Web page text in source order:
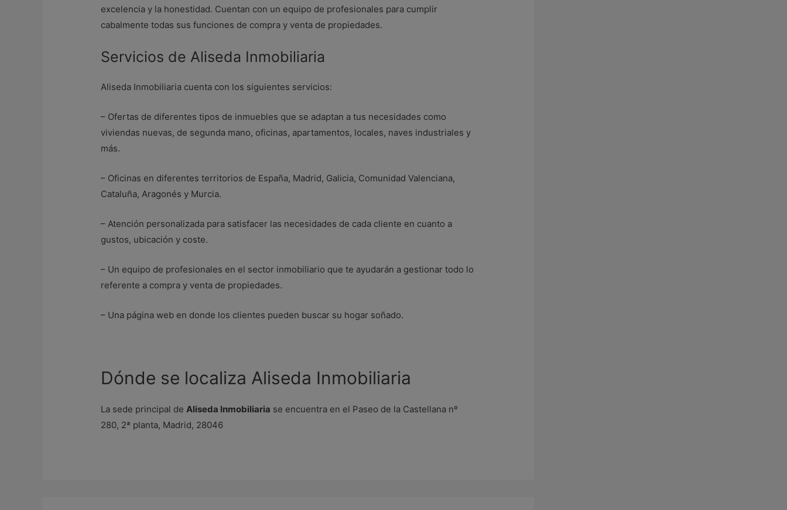
excelencia y la honestidad. Cuentan con un equipo de profesionales para cumplir
cabalmente todas sus funciones de compra y venta de propiedades.
Servicios de Aliseda Inmobiliaria
Aliseda Inmobiliaria cuenta con los siguientes servicios:
– Ofertas de diferentes tipos de inmuebles que se adaptan a tus necesidades como
viviendas nuevas, de segunda mano, oficinas, apartamentos, locales, naves industriales y
más.
– Oficinas en diferentes territorios de España, Madrid, Galicia, Comunidad Valenciana,
Cataluña, Aragonés y Murcia.
– Atención personalizada para satisfacer las necesidades de cada cliente en cuanto a
gustos, ubicación y coste.
– Un equipo de profesionales en el sector inmobiliario que te ayudarán a gestionar todo lo
referente a compra y venta de propiedades.
– Una página web en donde los clientes pueden buscar su hogar soñado.
Dónde se localiza Aliseda Inmobiliaria
La sede principal deAliseda Inmobiliaria se encuentra en el Paseo de la Castellana nº
280, 2ª planta, Madrid, 28046